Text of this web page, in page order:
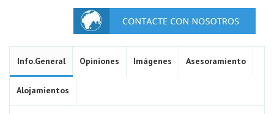
Info.General Opiniones Imágenes Asesoramiento
Alojamientos